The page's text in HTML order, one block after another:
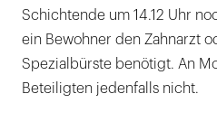
Schichtende um 14.12 Uhr
ein Bewohner den Zahnarzt
Spezialbürste benötigt. An
Beteiligten jedenfalls nicht.